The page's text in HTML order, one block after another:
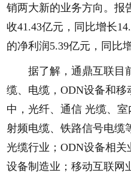
销两大新的业务方向。报
收41.43亿元，同比增长
的净利润5.39亿元，同比
据了解，通鼎互联目
缆、电缆，ODN设备和
中，光纤、通信 光缆、室
射频电缆、铁路信号电缆
光缆行业；ODN设备相
设备制造业；移动互联网